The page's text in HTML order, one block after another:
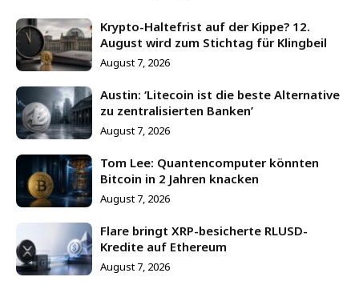
Krypto-Haltefrist auf der Kippe? 12.
August wird zum Stichtag für Klingbeil
August 7, 2026
Austin: ‘Litecoin ist die beste Alternative
zu zentralisierten Banken’
August 7, 2026
Tom Lee: Quantencomputer könnten
Bitcoin in 2 Jahren knacken
August 7, 2026
Flare bringt XRP-besicherte RLUSD-
Kredite auf Ethereum
August 7, 2026